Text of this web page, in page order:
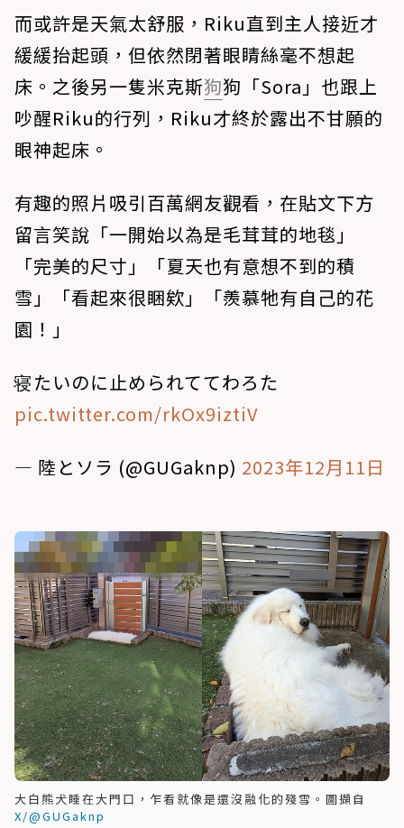
而或許是天氣太舒服，Riku直到主人接近才
緩緩抬起頭，但依然閉著眼睛絲毫不想起
床。之後另一隻米克斯狗狗「Sora」也跟上
吵醒Riku的行列，Riku才終於露出不甘願的
眼神起床。
有趣的照片吸引百萬網友觀看，在貼文下方
留言笑說「一開始以為是毛茸茸的地毯」
「完美的尺寸」「夏天也有意想不到的積
雪」「看起來很睏欸」「羨慕牠有自己的花
園！」
寝たいのに止められててわろた
pic.twitter.com/rkOx9iztiV
— 陸とソラ (@GUGaknp) 2023年12月11日
大白熊犬睡在大門口，乍看就像是還沒融化的殘雪。圖擷自
X/@GUGaknp